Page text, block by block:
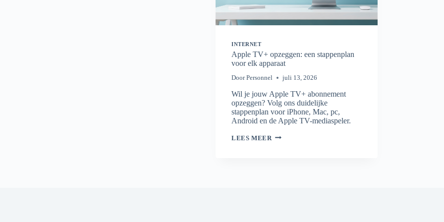
INTERNET
Apple TV+ opzeggen: een stappenplan
voor elk apparaat
Door Personnel juli 13, 2026
Wil je jouw Apple TV+ abonnement
opzeggen? Volg ons duidelijke
stappenplan voor iPhone, Mac, pc,
Android en de Apple TV-mediaspeler.
LEES MEER APPLE